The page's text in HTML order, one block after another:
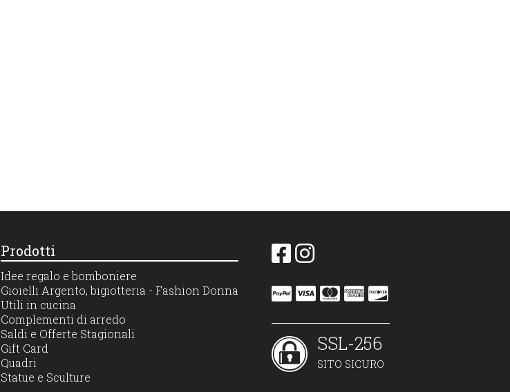
Prodotti
Idee regalo e bomboniere
Gioielli Argento, bigiotteria - Fashion Donna
Utili in cucina
Complementi di arredo
Saldi e Offerte Stagionali
Gift Card
Quadri
Statue e Sculture
SSL-256
SITO SICURO